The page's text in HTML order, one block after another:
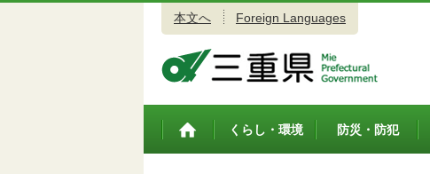
本文へ Foreign Languages
トップペ
くらし・環境 防災・防犯